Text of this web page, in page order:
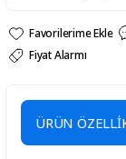
Fiyat Alarmı
ÜRÜN